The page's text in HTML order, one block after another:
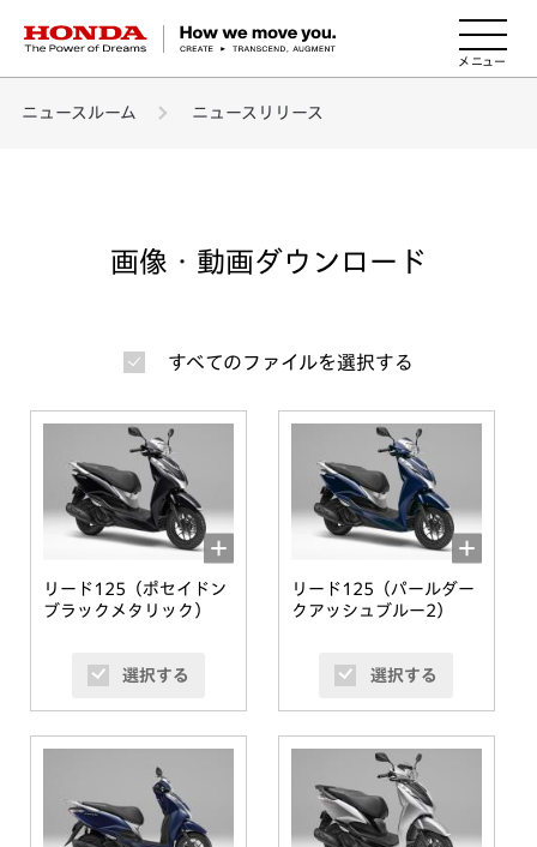
HONDA The Power of Dreams
ニュースルーム ニュースリリース
画像・動画ダウンロード
すべてのファイルを選択する
リード125（ポセイドン
ブラックメタリック）
選択する
リード125（パールダー
クアッシュブルー2）
選択する